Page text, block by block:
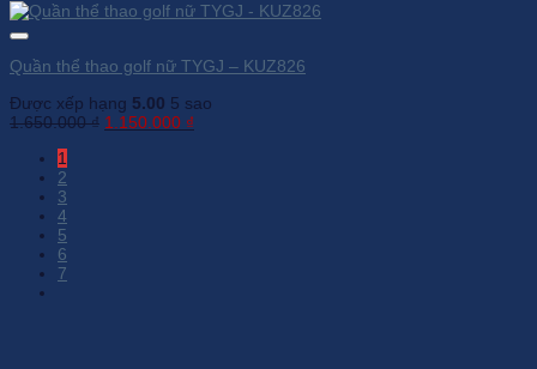
Quần thể thao golf nữ TYGJ – KUZ826
Được xếp hạng 5.00 5 sao
1.650.000₫ Giá
1.150.000 ₫
1
2
3
4
5
6
7